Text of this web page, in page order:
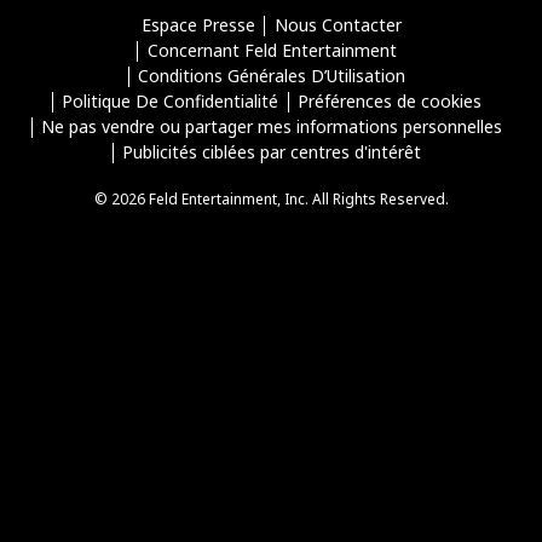
Espace Presse
Nous Contacter
Concernant Feld Entertainment
Conditions Générales D’Utilisation
Politique De Confidentialité
Préférences de cookies
Ne pas vendre ou partager mes informations personnelles
Publicités ciblées par centres d'intérêt
© 2026 Feld Entertainment, Inc. All Rights Reserved.